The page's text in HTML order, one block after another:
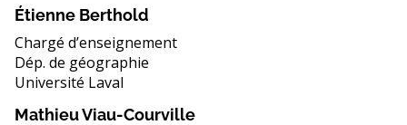
Étienne Berthold
Chargé d’enseignement
Dép. de géographie
Université Laval
Mathieu Viau-Courville